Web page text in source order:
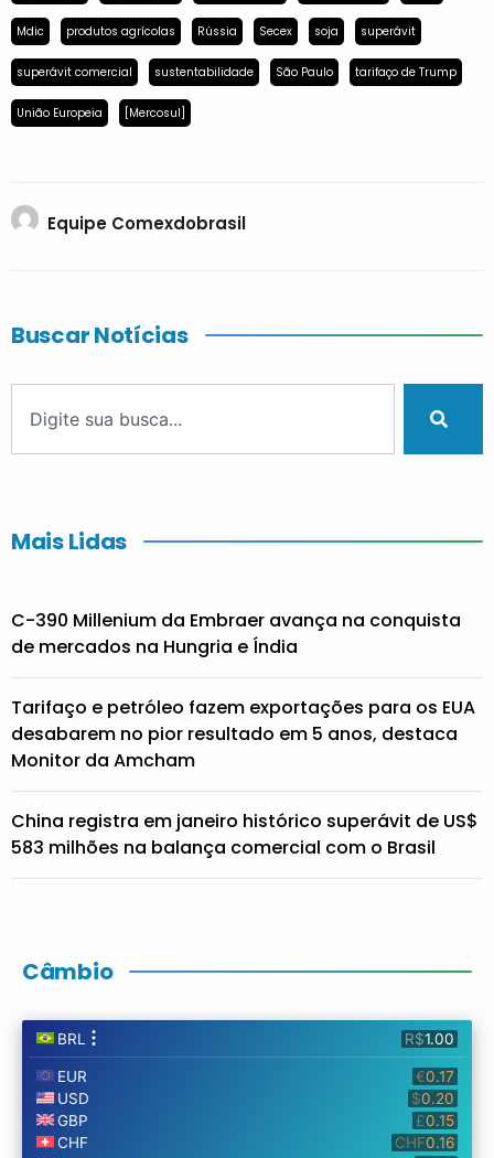
Mdic produtos agrícolas Rússia Secex soja superávit
superávit comercial sustentabilidade São Paulo tarifaço de Trump
União Europeia [Mercosul]
Equipe Comexdobrasil
Buscar Notícias
Mais Lidas
C-390 Millenium da Embraer avança na conquista
de mercados na Hungria e Índia
Tarifaço e petróleo fazem exportações para os EUA
desabarem no pior resultado em 5 anos, destaca
Monitor da Amcham
China registra em janeiro histórico superávit de US$
583 milhões na balança comercial com o Brasil
Câmbio